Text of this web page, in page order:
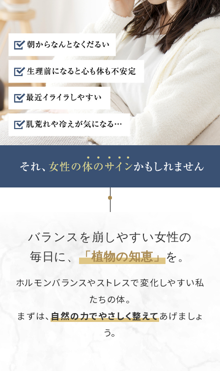
バランスを崩しやすい女性の
毎日に、「植物の知恵」を。
ホルモンバランスやストレスで変化しやすい私
たちの体。
まずは、自然の力でやさしく整えてあげましょ
う。